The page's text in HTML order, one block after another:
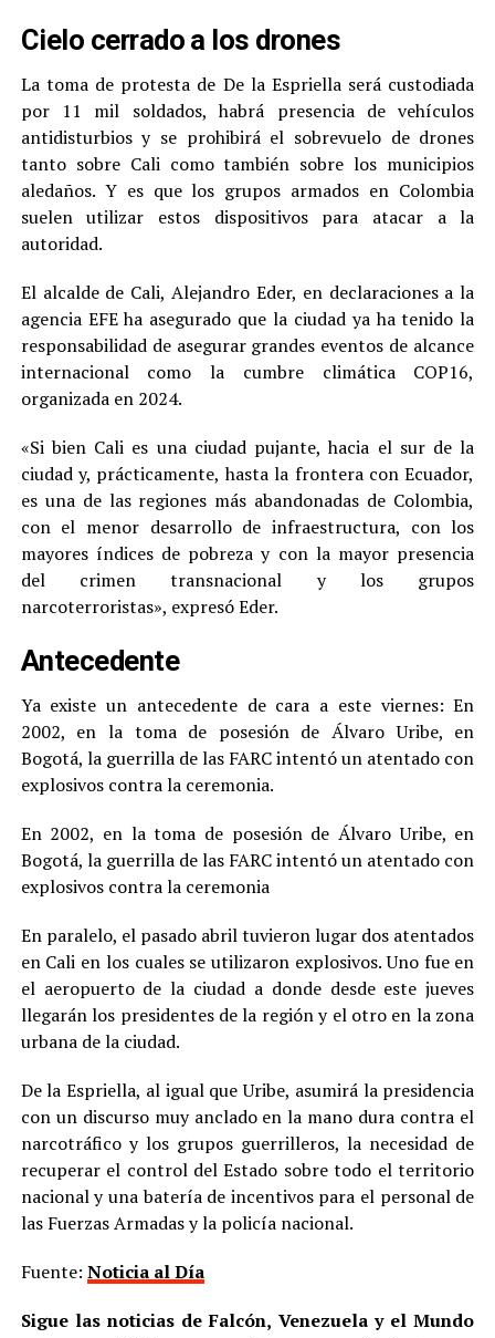
Cielo cerrado a los drones
La toma de protesta de De la Espriella será custodiada
por 11 mil soldados, habrá presencia de vehículos
antidisturbios y se prohibirá el sobrevuelo de drones
tanto sobre Cali como también sobre los municipios
aledaños. Y es que los grupos armados en Colombia
suelen utilizar estos dispositivos para atacar a la
autoridad.
El alcalde de Cali, Alejandro Eder, en declaraciones a la
agencia EFE ha asegurado que la ciudad ya ha tenido la
responsabilidad de asegurar grandes eventos de alcance
internacional como la cumbre climática COP16,
organizada en 2024.
«Si bien Cali es una ciudad pujante, hacia el sur de la
ciudad y, prácticamente, hasta la frontera con Ecuador,
es una de las regiones más abandonadas de Colombia,
con el menor desarrollo de infraestructura, con los
mayores índices de pobreza y con la mayor presencia
del crimen transnacional y los grupos
narcoterroristas», expresó Eder.
Antecedente
Ya existe un antecedente de cara a este viernes: En
2002, en la toma de posesión de Álvaro Uribe, en
Bogotá, la guerrilla de las FARC intentó un atentado con
explosivos contra la ceremonia.
En 2002, en la toma de posesión de Álvaro Uribe, en
Bogotá, la guerrilla de las FARC intentó un atentado con
explosivos contra la ceremonia
En paralelo, el pasado abril tuvieron lugar dos atentados
en Cali en los cuales se utilizaron explosivos. Uno fue en
el aeropuerto de la ciudad a donde desde este jueves
llegarán los presidentes de la región y el otro en la zona
urbana de la ciudad.
De la Espriella, al igual que Uribe, asumirá la presidencia
con un discurso muy anclado en la mano dura contra el
narcotráfico y los grupos guerrilleros, la necesidad de
recuperar el control del Estado sobre todo el territorio
nacional y una batería de incentivos para el personal de
las Fuerzas Armadas y la policía nacional.
Fuente: Noticia al Día
Sigue las noticias de Falcón, Venezuela y el Mundo